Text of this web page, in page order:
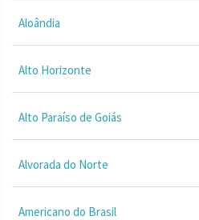
Aloândia
Alto Horizonte
Alto Paraíso de Goiás
Alvorada do Norte
Americano do Brasil